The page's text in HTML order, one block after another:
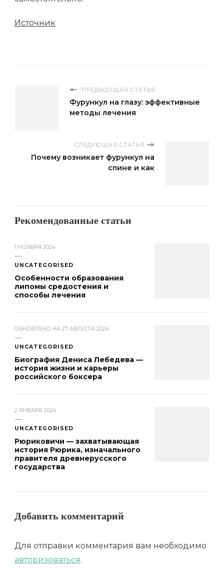
Источник
ПРЕДЫДУЩАЯ СТАТЬЯ
Фурункул на глазу: эффективные
методы лечения
СЛЕДУЮЩАЯ СТАТЬЯ
Почему возникает фурункул на
спине и как
Рекомендованные статьи
1 НОЯБРЯ 2024
UNCATEGORISED
Особенности образования
липомы средостения и
способы лечения
ОБНОВЛЕНО НА 27 АВГУСТА 2024
UNCATEGORISED
Биография Дениса Лебедева —
история жизни и карьеры
российского боксера
2 ЯНВАРЯ 2024
UNCATEGORISED
Рюриковичи — захватывающая
история Рюрика, изначального
правителя древнерусского
государства
Добавить комментарий
Для отправки комментария вам необходимо
авторизоваться.